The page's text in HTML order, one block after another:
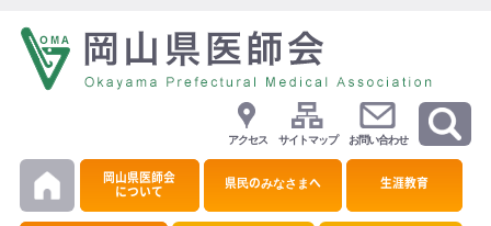
アクセス サイトマップ お問い合わせ
岡山県医師会
について
県民のみなさまへ 生涯教育